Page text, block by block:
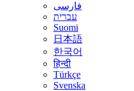
فارسی
עברית
Suomi
日本語
한국어
हिन्दी
Türkçe
Svenska